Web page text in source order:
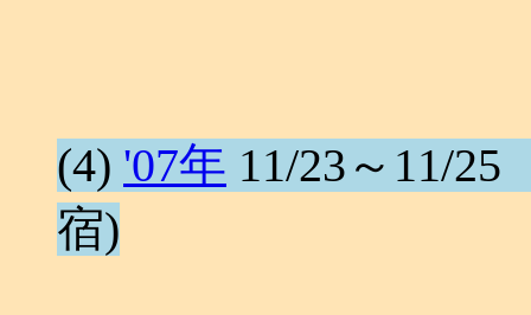
(4) '07年 11/23～11/
宿)